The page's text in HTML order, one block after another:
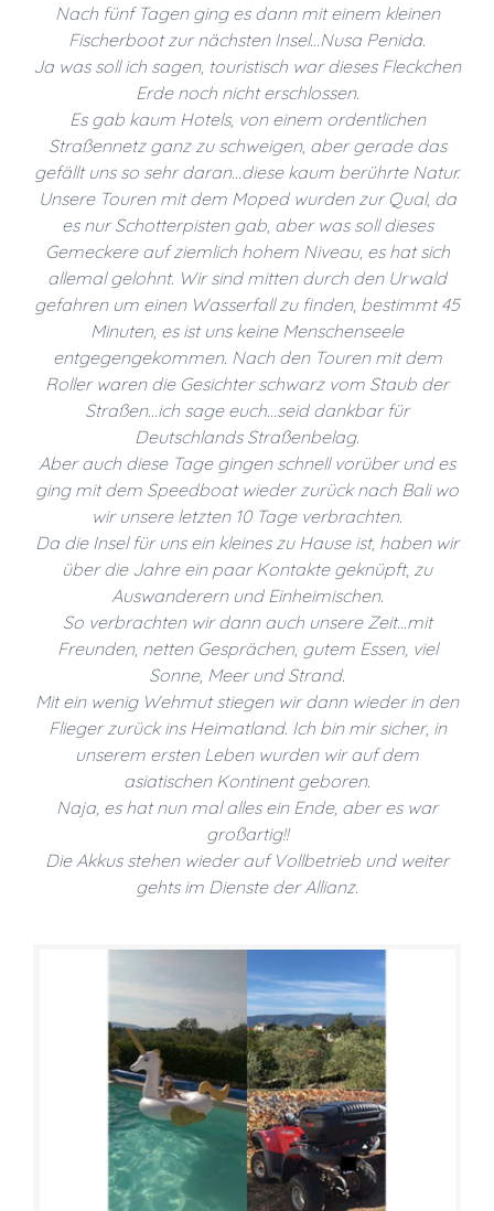
Nach fünf Tagen ging es dann mit einem kleinen
Fischerboot zur nächsten Insel…Nusa Penida.
Ja was soll ich sagen, touristisch war dieses Fleckchen
Erde noch nicht erschlossen.
Es gab kaum Hotels, von einem ordentlichen
Straßennetz ganz zu schweigen, aber gerade das
gefällt uns so sehr daran…diese kaum berührte Natur.
Unsere Touren mit dem Moped wurden zur Qual, da
es nur Schotterpisten gab, aber was soll dieses
Gemeckere auf ziemlich hohem Niveau, es hat sich
allemal gelohnt. Wir sind mitten durch den Urwald
gefahren um einen Wasserfall zu finden, bestimmt 45
Minuten, es ist uns keine Menschenseele
entgegengekommen. Nach den Touren mit dem
Roller waren die Gesichter schwarz vom Staub der
Straßen…ich sage euch…seid dankbar für
Deutschlands Straßenbelag.
Aber auch diese Tage gingen schnell vorüber und es
ging mit dem Speedboat wieder zurück nach Bali wo
wir unsere letzten 10 Tage verbrachten.
Da die Insel für uns ein kleines zu Hause ist, haben wir
über die Jahre ein paar Kontakte geknüpft, zu
Auswanderern und Einheimischen.
So verbrachten wir dann auch unsere Zeit…mit
Freunden, netten Gesprächen, gutem Essen, viel
Sonne, Meer und Strand.
Mit ein wenig Wehmut stiegen wir dann wieder in den
Flieger zurück ins Heimatland. Ich bin mir sicher, in
unserem ersten Leben wurden wir auf dem
asiatischen Kontinent geboren.
Naja, es hat nun mal alles ein Ende, aber es war
großartig!!
Die Akkus stehen wieder auf Vollbetrieb und weiter
gehts im Dienste der Allianz.